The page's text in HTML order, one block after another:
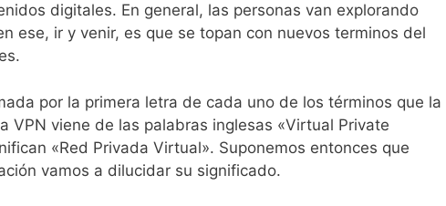
digitales. En general, las personas van explorando
ese, ir y venir, es que se topan con nuevos terminos del
por la primera letra de cada uno de los términos que la
VPN viene de las palabras inglesas «Virtual Private
«Red Privada Virtual». Suponemos entonces que
vamos a dilucidar su significado.